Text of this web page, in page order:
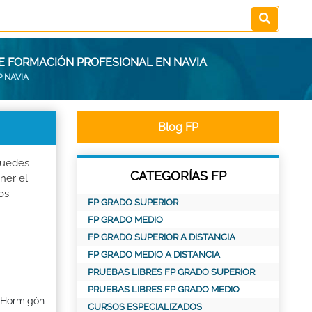
FORMACIÓN PROFESIONAL EN NAVIA
NAVIA
el
Blog FP
CATEGORÍAS FP
FP GRADO SUPERIOR
FP GRADO MEDIO
FP GRADO SUPERIOR A DISTANCIA
FP GRADO MEDIO A DISTANCIA
PRUEBAS LIBRES FP GRADO SUPERIOR
PRUEBAS LIBRES FP GRADO MEDIO
CURSOS ESPECIALIZADOS